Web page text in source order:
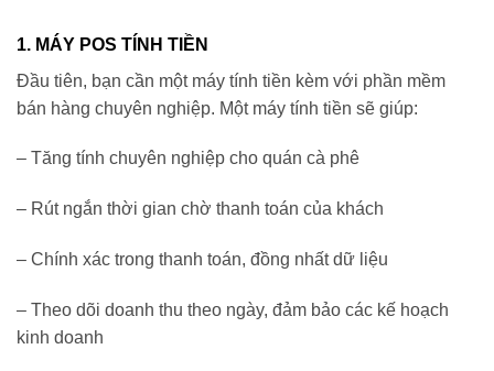
1. MÁY POS TÍNH TIỀN
Đầu tiên, bạn cần một máy tính tiền kèm với phần mềm
bán hàng chuyên nghiệp. Một máy tính tiền sẽ giúp:
– Tăng tính chuyên nghiệp cho quán cà phê
– Rút ngắn thời gian chờ thanh toán của khách
– Chính xác trong thanh toán, đồng nhất dữ liệu
– Theo dõi doanh thu theo ngày, đảm bảo các kế hoạch
kinh doanh